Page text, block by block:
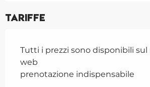
Tariffe
Tutti i prezzi sono disponibili
web
prenotazione indispensabile